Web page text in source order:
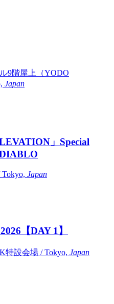
9階屋上（YODO
Japan
」Special
Japan
【DAY 1】
特設会場 / Tokyo, Japan